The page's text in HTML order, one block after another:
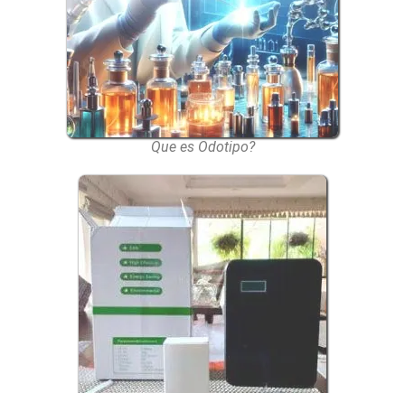
Que es Odotipo?